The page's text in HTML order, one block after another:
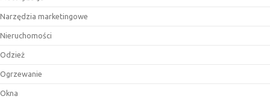
Narzędzia marketingowe
Nieruchomości
Odzież
Ogrzewanie
Okna